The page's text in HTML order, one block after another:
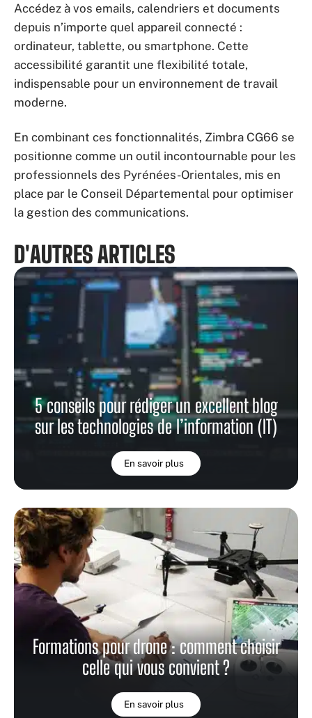
Accédez à vos emails, calendriers et documents
depuis n’importe quel appareil connecté :
ordinateur, tablette, ou smartphone. Cette
accessibilité garantit une flexibilité totale,
indispensable pour un environnement de travail
moderne.
En combinant ces fonctionnalités, Zimbra CG66 se
positionne comme un outil incontournable pour les
professionnels des Pyrénées-Orientales, mis en
place par le Conseil Départemental pour optimiser
la gestion des communications.
D'AUTRES ARTICLES
5 conseils pour rédiger un excellent blog
sur les technologies de l’information (IT)
En savoir plus
Formations pour drone : comment choisir
celle qui vous convient ?
En savoir plus